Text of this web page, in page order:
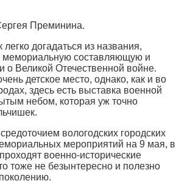
Преминина.
догадаться из названия,
мемориальную составляющую и
о Великой Отечественной войне.
детское место, однако, как и во
здесь есть выставка военной
небом, которая уж точно
вологодских городских
мероприятий на 9 мая, в
военно-исторические
тоже не безынтересно и полезно